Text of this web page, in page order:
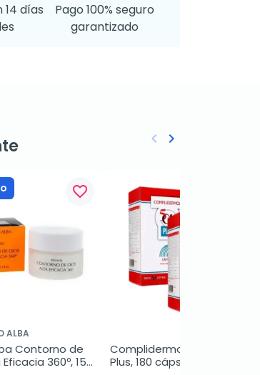
14 días
Pago 100% seguro
garantizado
favorite_border
ALBA
Contorno de
360º, 15
Complidermol 5-Alfa
Plus, 180 cápsulas
Anterior
keyboard_arrow_left Siguiente
keyboard_arrow_right